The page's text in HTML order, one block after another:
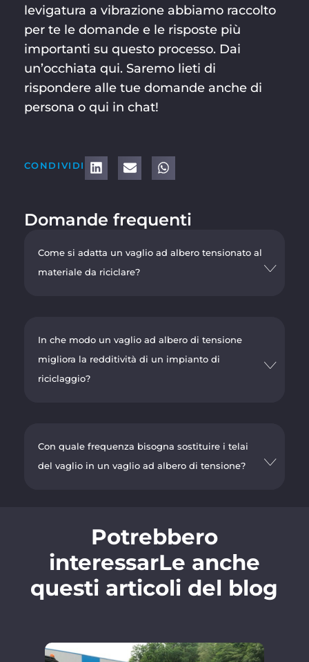
levigatura a vibrazione abbiamo raccolto
per te le domande e le risposte più
importanti su questo processo. Dai
un’occhiata qui. Saremo lieti di
rispondere alle tue domande anche di
persona o qui in chat!
CONDIVIDI
Domande frequenti
Come si adatta un vaglio ad albero tensionato al
materiale da riciclare?
In che modo un vaglio ad albero di tensione
migliora la redditività di un impianto di
riciclaggio?
Con quale frequenza bisogna sostituire i telai
del vaglio in un vaglio ad albero di tensione?
Potrebbero
interessarLe anche
questi articoli del blog